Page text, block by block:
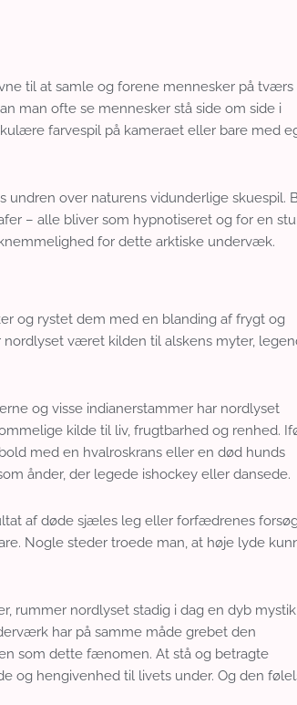
til at samle og forene mennesker på tværs
man ofte se mennesker stå side om side i
farvespil på kameraet eller bare med
over naturens vidunderlige skuespil.
– alle bliver som hypnotiseret og for en
for dette arktiske undervæk.
og rystet dem med en blanding af frygt og
været kilden til alskens myter,
og visse indianerstammer har nordlyset
kilde til liv, frugtbarhed og renhed.
med en hvalroskrans eller en død hunds
ånder, der legede ishockey eller dansede.
af døde sjæles leg eller forfædrenes
Nogle steder troede man, at høje lyde
rummer nordlyset stadig i dag en dyb
har på samme måde grebet den
som dette fænomen. At stå og betragte
og hengivenhed til livets under. Og den